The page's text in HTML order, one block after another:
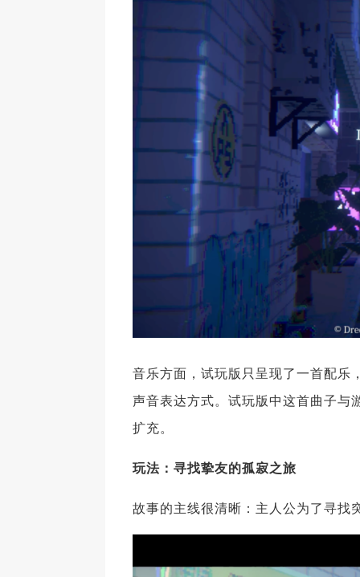
音乐方面，试玩版只呈现了一首配
声音表达方式。试玩版中这首曲子与
扩充。
玩法：寻找挚友的孤寂之旅
故事的主线很清晰：主人公为了寻找